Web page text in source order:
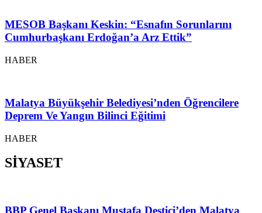
MESOB Başkanı Keskin: “Esnafın Sorunlarını
Cumhurbaşkanı Erdoğan’a Arz Ettik”
HABER
Malatya Büyükşehir Belediyesi’nden Öğrencilere
Deprem Ve Yangın Bilinci Eğitimi
HABER
SİYASET
BBP Genel Başkanı Mustafa Destici’den Malatya